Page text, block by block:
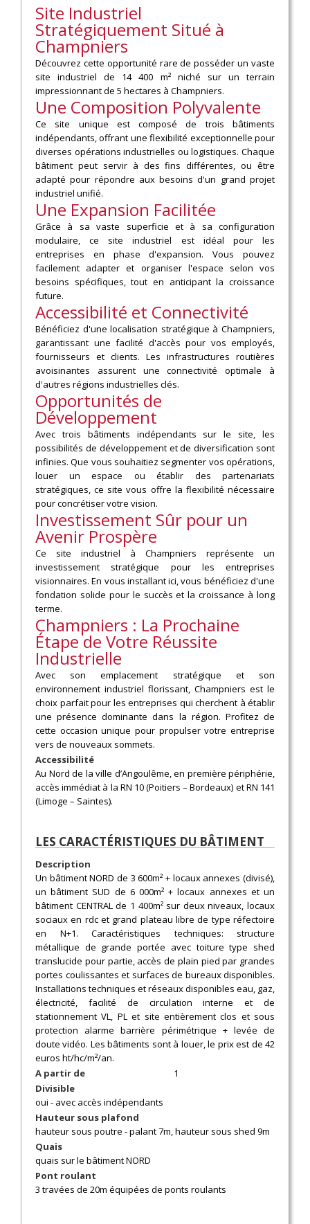
Site Industriel
Stratégiquement Situé à
Champniers
Découvrez cette opportunité rare de posséder un vaste
site industriel de 14 400 m² niché sur un terrain
impressionnant de 5 hectares à Champniers.
Une Composition Polyvalente
Ce site unique est composé de trois bâtiments
indépendants, offrant une flexibilité exceptionnelle pour
diverses opérations industrielles ou logistiques. Chaque
bâtiment peut servir à des fins différentes, ou être
adapté pour répondre aux besoins d'un grand projet
industriel unifié.
Une Expansion Facilitée
Grâce à sa vaste superficie et à sa configuration
modulaire, ce site industriel est idéal pour les
entreprises en phase d'expansion. Vous pouvez
facilement adapter et organiser l'espace selon vos
besoins spécifiques, tout en anticipant la croissance
future.
Accessibilité et Connectivité
Bénéficiez d'une localisation stratégique à Champniers,
garantissant une facilité d'accès pour vos employés,
fournisseurs et clients. Les infrastructures routières
avoisinantes assurent une connectivité optimale à
d'autres régions industrielles clés.
Opportunités de
Développement
Avec trois bâtiments indépendants sur le site, les
possibilités de développement et de diversification sont
infinies. Que vous souhaitiez segmenter vos opérations,
louer un espace ou établir des partenariats
stratégiques, ce site vous offre la flexibilité nécessaire
pour concrétiser votre vision.
Investissement Sûr pour un
Avenir Prospère
Ce site industriel à Champniers représente un
investissement stratégique pour les entreprises
visionnaires. En vous installant ici, vous bénéficiez d'une
fondation solide pour le succès et la croissance à long
terme.
Champniers : La Prochaine
Étape de Votre Réussite
Industrielle
Avec son emplacement stratégique et son
environnement industriel florissant, Champniers est le
choix parfait pour les entreprises qui cherchent à établir
une présence dominante dans la région. Profitez de
cette occasion unique pour propulser votre entreprise
vers de nouveaux sommets.
Accessibilité
Au Nord de la ville d’Angoulême, en première périphérie,
accès immédiat à la RN 10 (Poitiers – Bordeaux) et RN 141
(Limoge – Saintes).
LES CARACTÉRISTIQUES DU BÂTIMENT
Description
Un bâtiment NORD de 3 600m² + locaux annexes (divisé),
un bâtiment SUD de 6 000m² + locaux annexes et un
bâtiment CENTRAL de 1 400m² sur deux niveaux, locaux
sociaux en rdc et grand plateau libre de type réfectoire
en N+1. Caractéristiques techniques: structure
métallique de grande portée avec toiture type shed
translucide pour partie, accès de plain pied par grandes
portes coulissantes et surfaces de bureaux disponibles.
Installations techniques et réseaux disponibles eau, gaz,
électricité, facilité de circulation interne et de
stationnement VL, PL et site entièrement clos et sous
protection alarme barrière périmétrique + levée de
doute vidéo. Les bâtiments sont à louer, le prix est de 42
euros ht/hc/m²/an.
A partir de
1
Divisible
oui - avec accès indépendants
Hauteur sous plafond
hauteur sous poutre - palant 7m, hauteur sous shed 9m
Quais
quais sur le bâtiment NORD
Pont roulant
3 travées de 20m équipées de ponts roulants